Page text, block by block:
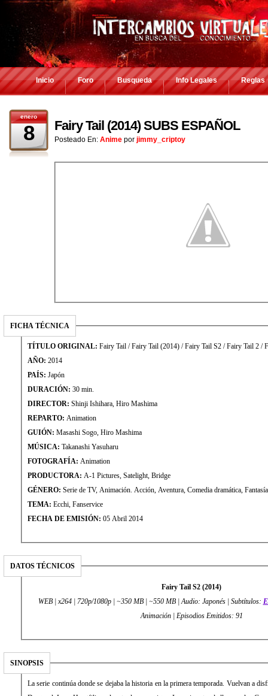
Inicio Foro Busqueda Info Legales Reglas
enero
8 Fairy Tail (2014) SUBS ESPAÑOL
Posteado En: Anime por jimmy_criptoy
FICHA TÉCNICA
TÍTULO ORIGINAL: Fairy Tail / Fairy Tail (2014) / Fairy Tail S2 / Fairy Tail 2 /
AÑO: 2014
PAÍS: Japón
DURACIÓN: 30 min.
DIRECTOR: Shinji Ishihara, Hiro Mashima
REPARTO: Animation
GUIÓN: Masashi Sogo, Hiro Mashima
MÚSICA: Takanashi Yasuharu
FOTOGRAFÍA: Animation
PRODUCTORA: A-1 Pictures, Satelight, Bridge
GÉNERO: Serie de TV, Animación. Acción, Aventura, Comedia dramática, Fantasía
TEMA: Ecchi, Fanservice
FECHA DE EMISIÓN: 05 Abril 2014
DATOS TÉCNICOS
Fairy Tail S2 (2014)
WEB | x264 | 720p/1080p | ~350 MB | ~550 MB | Audio: Japonés | Subtítulos:
Animación | Episodios Emitidos: 91
SINOPSIS
La serie continúa donde se dejaba la historia en la primera temporada. Vuelvan a